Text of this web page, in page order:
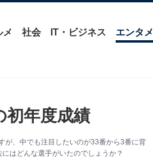
メ 社会 IT・ビジネス エンタメ
初年度成績
が、中でも注目したいのが33番から3番に背
はどんな選手がいたのでしょうか？